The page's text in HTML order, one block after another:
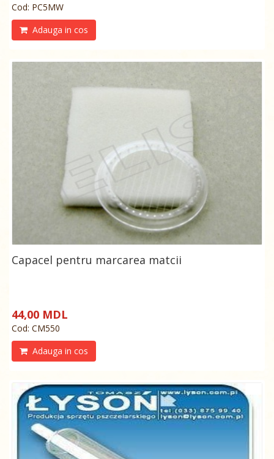
Cod: PC5MW
Adauga in cos
Capacel pentru marcarea matcii
44,00 MDL
Cod: СМ550
Adauga in cos